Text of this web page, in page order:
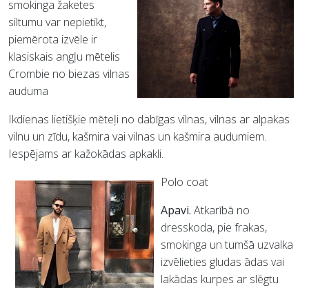
smokinga žaketes
siltumu var nepietikt,
piemērota izvēle ir
klasiskais angļu mētelis
Crombie no biezas vilnas
auduma
Ikdienas lietišķie mēteļi no dabīgas vilnas, vilnas ar alpakas
vilnu un zīdu, kašmira vai vilnas un kašmira audumiem.
Iespējams ar kažokādas apkakli.
Polo coat
Apavi. Atkarībā no
dresskoda, pie frakas,
smokinga un tumšā uzvalka
izvēlieties gludas ādas vai
lakādas kurpes ar slēgtu